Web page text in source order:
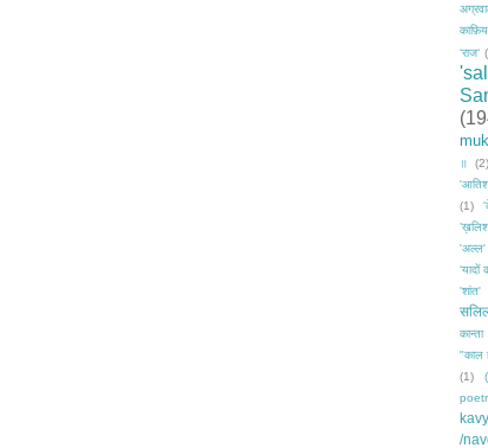
‘राज‘
॥
(2)
(1)
'अल्ल'
‘यादों
'शांत'
कान्ता
"काल
(1)
/